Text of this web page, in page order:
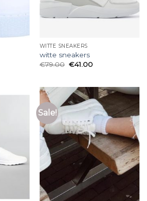
WITTE SNEAKERS
witte sneakers
€79.00 €41.00
Sale!